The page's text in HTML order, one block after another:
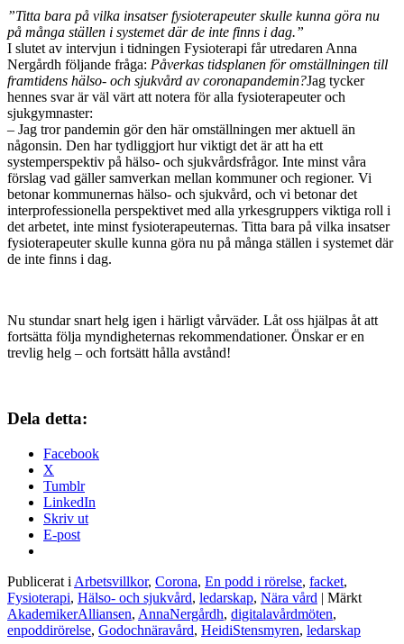
”Titta bara på vilka insatser fysioterapeuter skulle kunna göra nu
på många ställen i systemet där de inte finns i dag.”
I slutet av intervjun i tidningen Fysioterapi får utredaren Anna
Nergårdh följande fråga: Påverkas tidsplanen för omställningen till
framtidens hälso- och sjukvård av coronapandemin?Jag tycker
hennes svar är väl värt att notera för alla fysioterapeuter och
sjukgymnaster:
– Jag tror pandemin gör den här omställningen mer aktuell än
någonsin. Den har tydliggjort hur viktigt det är att ha ett
systemperspektiv på hälso- och sjukvårdsfrågor. Inte minst våra
förslag vad gäller samverkan mellan kommuner och regioner. Vi
betonar kommunernas hälso- och sjukvård, och vi betonar det
interprofessionella perspektivet med alla yrkesgruppers viktiga roll i
det arbetet, inte minst fysioterapeuternas. Titta bara på vilka insatser
fysioterapeuter skulle kunna göra nu på många ställen i systemet där
de inte finns i dag.
Nu stundar snart helg igen i härligt vårväder. Låt oss hjälpas åt att
fortsätta följa myndigheternas rekommendationer. Önskar er en
trevlig helg – och fortsätt hålla avstånd!
Dela detta:
Facebook
X
Tumblr
LinkedIn
Skriv ut
E-post
Publicerat i Arbetsvillkor, Corona, En podd i rörelse, facket,
Fysioterapi, Hälso- och sjukvård, ledarskap, Nära vård | Märkt
AkademikerAlliansen, AnnaNergårdh, digitalavårdmöten,
enpoddirörelse, Godochnäravård, HeidiStensmyren, ledarskap